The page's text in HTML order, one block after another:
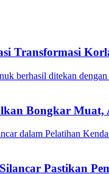
Transformasi
Bongkar Muat,
Pastikan